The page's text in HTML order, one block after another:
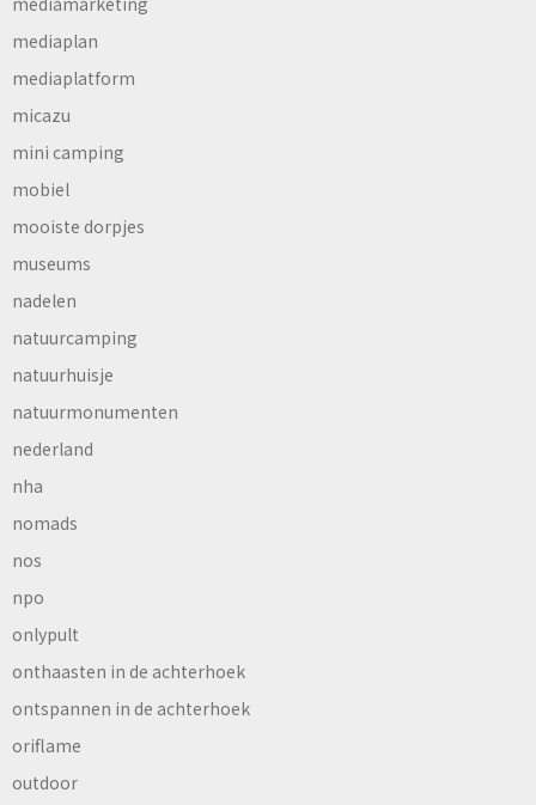
mediaplan
mediaplatform
micazu
mini camping
mobiel
mooiste dorpjes
museums
nadelen
natuurcamping
natuurhuisje
natuurmonumenten
nederland
nha
nomads
nos
npo
onlypult
onthaasten in de achterhoek
ontspannen in de achterhoek
oriflame
outdoor